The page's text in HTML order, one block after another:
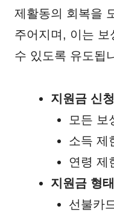
제활동의 회복을
주어지며, 이는
수 있도록 유도됩
지원금 신
모든 보
소득 제
연령 제
지원금 형태
선불카